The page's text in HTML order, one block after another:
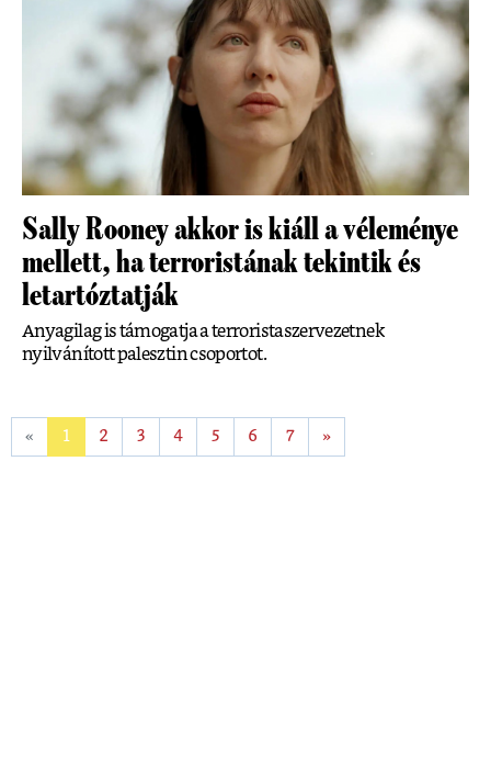
Sally Rooney akkor is kiáll a véleménye
mellett, ha terroristának tekintik és
letartóztatják
Anyagilag is támogatja a terroristaszervezetnek
nyilvánított palesztin csoportot.
« 1 2 3 4 5 6 7 »